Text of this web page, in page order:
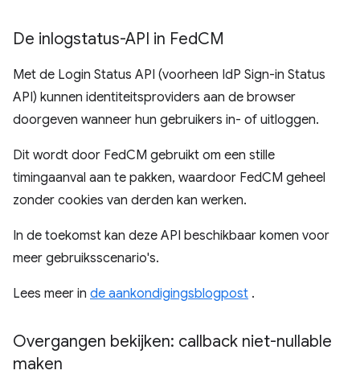
De inlogstatus-API in FedCM
Met de Login Status API (voorheen IdP Sign-in Status
API) kunnen identiteitsproviders aan de browser
doorgeven wanneer hun gebruikers in- of uitloggen.
Dit wordt door FedCM gebruikt om een ​​stille
timingaanval aan te pakken, waardoor FedCM geheel
zonder cookies van derden kan werken.
In de toekomst kan deze API beschikbaar komen voor
meer gebruiksscenario's.
Lees meer in de aankondigingsblogpost .
Overgangen bekijken: callback niet-nullable
maken